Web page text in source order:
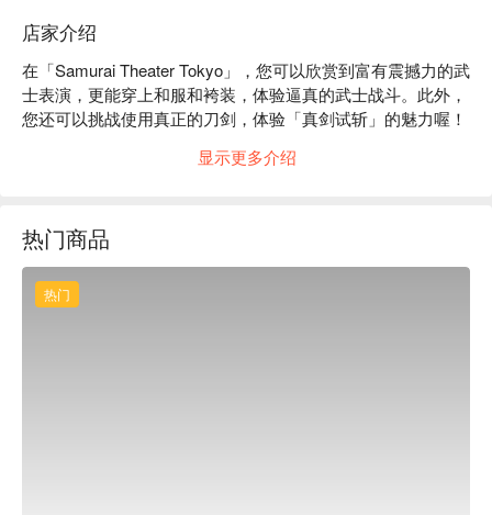
店家介绍
在「Samurai Theater Tokyo」，您可以欣赏到富有震撼力的武
士表演，更能穿上和服和袴装，体验逼真的武士战斗。此外，
您还可以挑战使用真正的刀剑，体验「真剑试斩」的魅力喔！
地点位于距今 400 年以上，历史悠久的正定院宝国寺地下。离
显示更多介绍
热门商品
热门